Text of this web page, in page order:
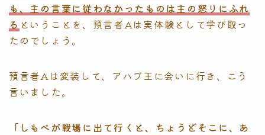
も、主の言葉に従わなかったものは主の怒りにふれ
る ということを、預言者Aは実体験として学び取っ
たのでしょう。
預言者Aは変装して、アハブ王に会いに行き、こう
言いました。
「しもべが戦場に出て行くと、ちょうどそこに、あ